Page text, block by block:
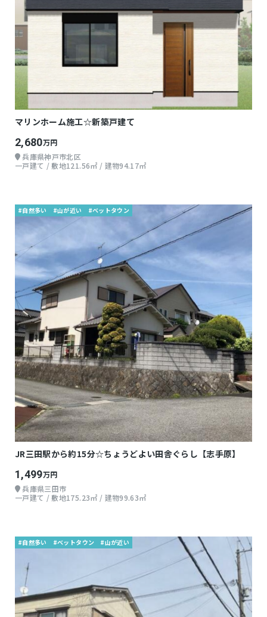
マリンホーム施工☆新築戸建て
2,680万円
兵庫県神戸市北区
一戸建て / 敷地121.56㎡ / 建物94.17㎡
#自然多い #山が近い #ベットタウン
JR三田駅から約15分☆ちょうどよい田舎ぐらし【志手原】
1,499万円
兵庫県三田市
一戸建て / 敷地175.23㎡ / 建物99.63㎡
#自然多い #ベットタウン #山が近い